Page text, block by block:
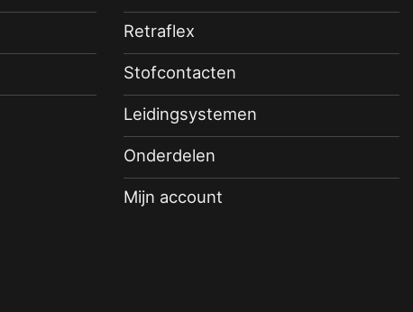
Retraflex
Stofcontacten
Leidingsystemen
Onderdelen
Mijn account